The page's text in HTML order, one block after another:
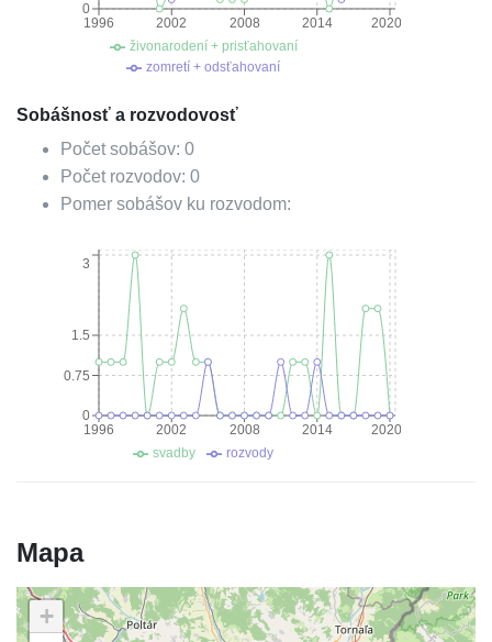
1996 2002 2008 2014 2020
0
živonarodení + prisťahovaní
zomretí + odsťahovaní
Sobášnosť a rozvodovosť
Počet sobášov: 0
Počet rozvodov: 0
Pomer sobášov ku rozvodom:
1996 2002 2008 2014 2020
0
0.75
1.5
3
svadby rozvody
Mapa
+